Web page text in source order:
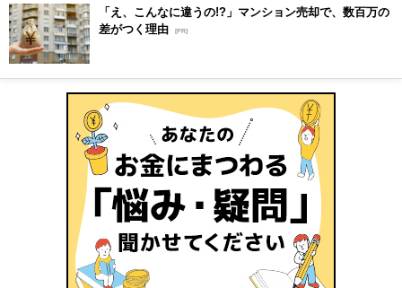
「え、こんなに違うの!?」マンション売却で、数百万の
差がつく理由 [PR]